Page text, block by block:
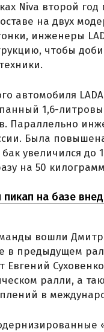
Niva второй
на двух
инженеры
чтобы
автомобиля
1,6-
Параллельно
Была
увеличился
на 50
на базе
вошли
в предыдущем
Евгений
ралли, а
в